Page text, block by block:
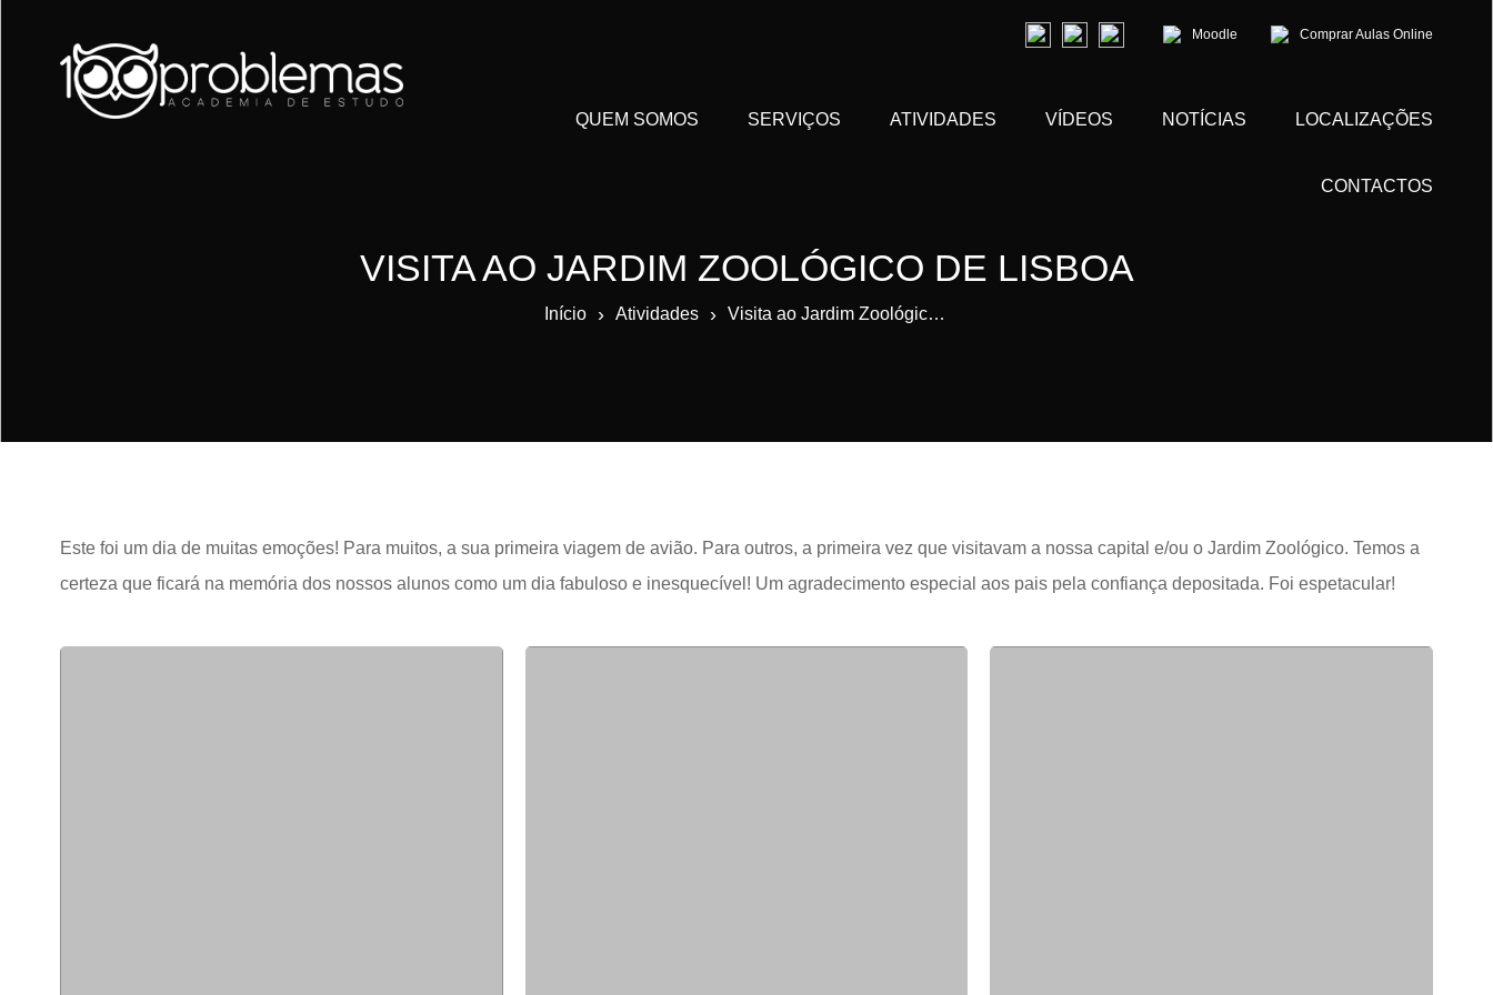
Moodle Comprar Aulas Online
QUEM SOMOS SERVIÇOS ATIVIDADES VÍDEOS NOTÍCIAS LOCALIZAÇÕES
CONTACTOS
VISITA AO JARDIM ZOOLÓGICO DE LISBOA
Início › Atividades › Visita ao Jardim Zoológico de Lisboa
Este foi um dia de muitas emoções! Para muitos, a sua primeira viagem de avião. Para outros, a primeira vez que visitavam a nossa capital e/ou o Jardim Zoológico. Temos a
certeza que ficará na memória dos nossos alunos como um dia fabuloso e inesquecível! Um agradecimento especial aos pais pela confiança depositada. Foi espetacular!